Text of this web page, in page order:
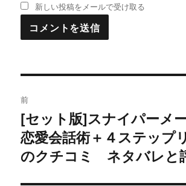
新しい投稿をメールで受け取る
稿
ナ
ビ
前
過
去
の
[セット版]スナイパーメ
恋愛会話術＋４ステップ
のクチコミ ネタバレと